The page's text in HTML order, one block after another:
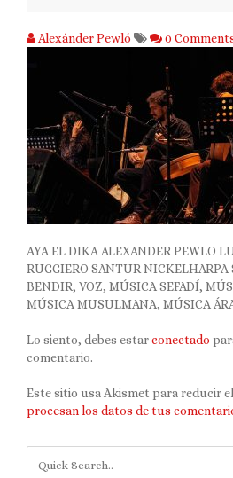
Alexánder Pewló 0
AYA EL DIKA ALEXANDER PEWLO
RUGGIERO SANTUR
BENDIR, VOZ, MÚSICA SEFADÍ,
MÚSICA MUSULMANA, MÚSICA
Lo siento, debes estarconectado
comentario.
Este sitio usa Akismet para reducir
procesan los datos de tus